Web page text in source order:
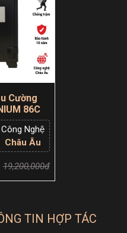
Cường
86C
Công Nghệ
Châu Âu
19,200,000đ
hàng
TIN HỢP TÁC